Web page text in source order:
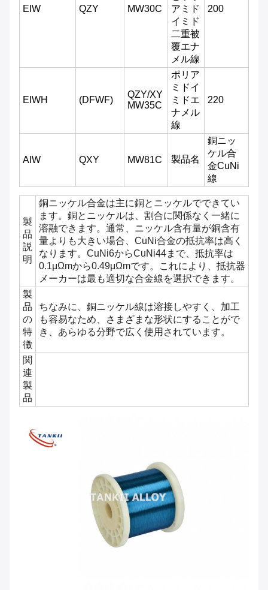
EIW QZY MW30C
アミド
イミド
二重被
覆エナ
メル線
200
EIWH (DFWF)
QZY/XY
MW35C
ポリア
ミドイ
ミドエ
ナメル
線
220
AIW QXY MW81C 製品名
銅ニッ
ケル合
金CuNi
線
製
品
説
明
銅ニッケル合金は主に銅とニッケルでできてい
ます。銅とニッケルは、割合に関係なく一緒に
溶融できます。通常、ニッケル含有量が銅含有
量よりも大きい場合、CuNi合金の抵抗率は高く
なります。CuNi6からCuNi44まで、抵抗率は
0.1μΩmから0.49μΩmです。これにより、抵抗器
メーカーは最も適切な合金線を選択できます。
製
品
の
特
徴
ちなみに、銅ニッケル線は溶接しやすく、加工
も容易なため、さまざまな形状にすることがで
き、あらゆる分野で広く使用されています。
関
連
製
品